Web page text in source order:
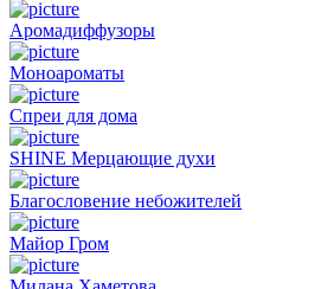
Аромадиффузоры
Моноароматы
Спреи для дома
SHINE Мерцающие духи
Благословение небожителей
Майор Гром